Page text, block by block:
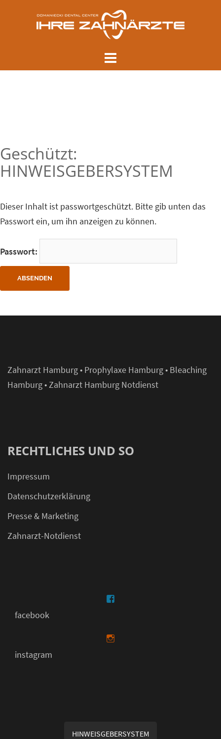
Geschützt:
HINWEISGEBERSYSTEM
Dieser Inhalt ist passwortgeschützt. Bitte gib unten das
Passwort ein, um ihn anzeigen zu können.
Passwort:
Zahnarzt Hamburg• Prophylaxe Hamburg• Bleaching
Hamburg•Zahnarzt Hamburg Notdienst
RECHTLICHES UND SO
Impressum
Datenschutzerklärung
Presse & Marketing
Zahnarzt-Notdienst
facebook
instagram
HINWEISGEBERSYSTEM